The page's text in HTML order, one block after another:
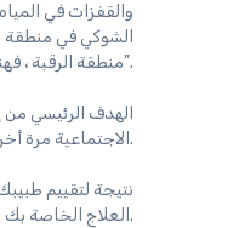
الشوكي في منطقة
منطقة الرقبة ، فهناك فقدان للقوة في كل من الذراعين والساقين ، وهو ما يسمى "الشلل الرباعي".
الهدف الرئيسي
الاجتماعية مرة أخرى.
نتيجة لتقييم
العلاج الخاصة بك بالتوازي مع التطور الوظيفي أثناء عملية العلاج.